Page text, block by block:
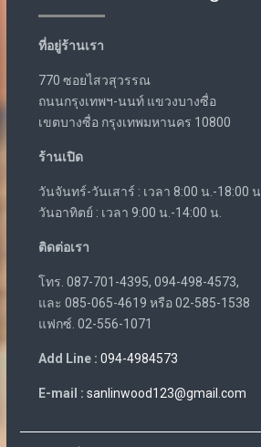
ที่อยู่ร้านเรา
770 ซอยไสวสุวรรณ
ถนนกรุงเทพฯ-นนท์ แขวงบางซื่อ
เขตบางซื่อ กรุงเทพมหานคร 10800
ร้านเปิด
วันจันทร์-วันเสาร์ : เวลา 8:00 น.-18:00 น.
วันอาทิตย์ : เวลา 9:00 น.-14:00 น.
ติดต่อเรา
โทร. 087-701-4395, 094-498-4573,
และ 085-065-4619 หรือ 02-585-1538
แฟกซ์. 02-556-1071
Add Line : 094-4984573
E-mail : sanlinwood123@gmail.com